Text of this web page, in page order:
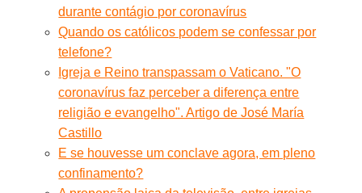
durante contágio por coronavírus
Quando os católicos podem se confessar por
telefone?
Igreja e Reino transpassam o Vaticano. "O
coronavírus faz perceber a diferença entre
religião e evangelho". Artigo de José María
Castillo
E se houvesse um conclave agora, em pleno
confinamento?